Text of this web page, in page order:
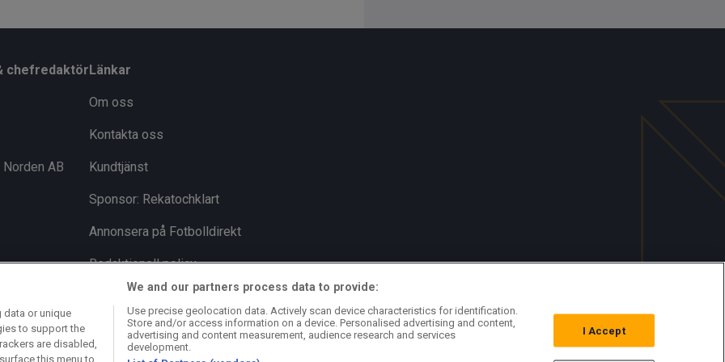
chefredaktör
AB
Länkar
Om oss
Kontakta oss
Kundtjänst
Sponsor: Rekatochklart
Annonsera på Fotbolldirekt
Redaktionell policy
Personuppgiftspolicy
Cookiepolicy
data or unique
to support the
are disabled,
this menu to
We and our partners process data to provide:
Use precise geolocation data. Actively scan device characteristics for identification.
Store and/or access information on a device. Personalised advertising and content,
advertising and content measurement, audience research and services
development.
I Accept